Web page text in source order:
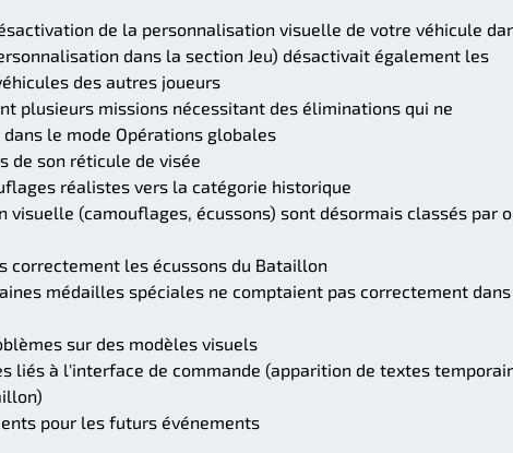
de la personnalisation visuelle de votre véhicule
dans la section Jeu) désactivait également les
des autres joueurs
plusieurs missions nécessitant des éliminations qui ne
le mode Opérations globales
de son réticule de visée
réalistes vers la catégorie historique
visuelle (camouflages, écussons) sont désormais classés par
correctement les écussons du Bataillon
médailles spéciales ne comptaient pas correctement
sur des modèles visuels
liés à l'interface de commande (apparition de textes
pour les futurs événements